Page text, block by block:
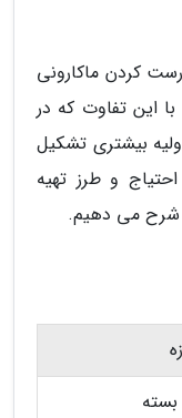
کردن ماکارونی
این تفاوت که در
بیشتری تشکیل
و طرز تهیه
شرح می دهیم.